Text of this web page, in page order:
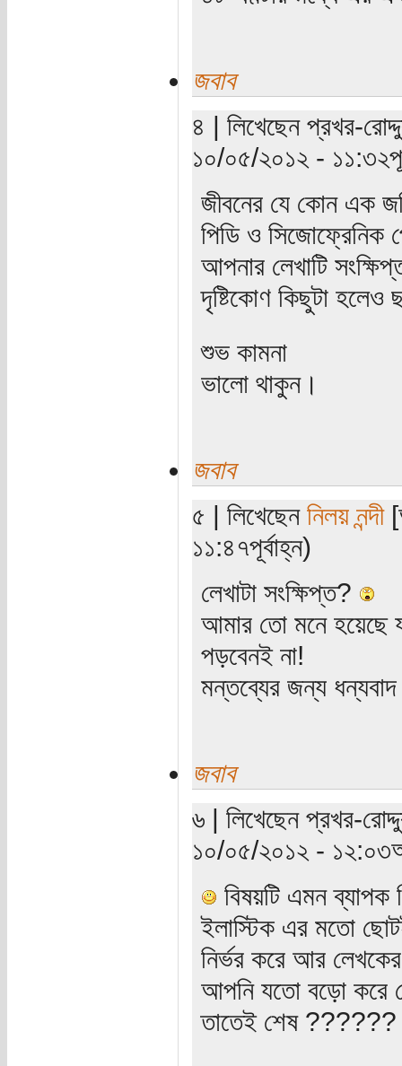
জবাব
৪ | লিখেছেন প্রখর-
১০/০৫/২০১২ -
জীবনের যে কোন এক
পিডি ও সিজোফ্রেনিক
আপনার লেখাটি
দৃষ্টিকোণ কিছুটা
শুভ কামনা
ভালো থাকুন।
জবাব
৫ | লিখেছেন নিলয় নন্দী
১১:৪৭পূর্বাহ্ন)
লেখাটা সংক্ষিপ্ত?
আমার তো মনে হয়েছে
পড়বেনই না!
মন্তব্যের জন্য
জবাব
৬ | লিখেছেন প্রখর-
১০/০৫/২০১২ -
বিষয়টি এমন ব্যাপক
ইলাস্টিক এর মতো
নির্ভর করে আর
আপনি যতো বড়ো করে
তাতেই শেষ